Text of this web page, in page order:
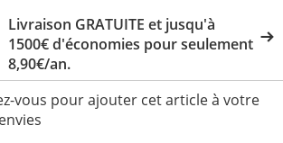
Livraison GRATUITE et jusqu'à
1500€ d'économies pour seulement
8,90€/an.
vous pour ajouter cet article à votre